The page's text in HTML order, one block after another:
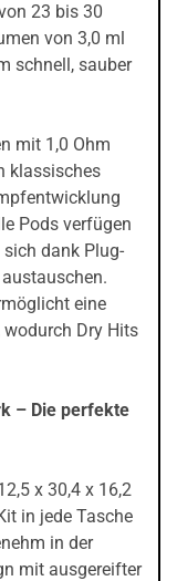
23 bis 30
von 3,0 ml
schnell, sauber
mit 1,0 Ohm
klassisches
Pods verfügen
dank Plug-
eine
Dry Hits
– Die perfekte
x 30,4 x 16,2
in jede Tasche
in der
mit ausgereifter